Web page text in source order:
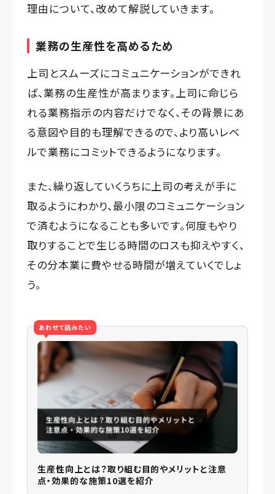
理由について、改めて解説していきます。
業務の生産性を高めるため
上司とスムーズにコミュニケーションができれ
ば、業務の生産性が高まります。上司に命じら
れる業務指示の内容だけでなく、その背景にあ
る意図や目的も理解できるので、より高いレベ
ルで業務にコミットできるようになります。
また、繰り返していくうちに上司の考えが手に
取るようにわかり、最小限のコミュニケーション
で済むようになることも多いです。何度もやり
取りすることで生じる時間のロスも抑えやすく、
その分本業に費やせる時間が増えていくでしょ
う。
あわせて読みたい
生産性向上とは？取り組む目的やメリットと注意
点・効果的な施策10選を紹介